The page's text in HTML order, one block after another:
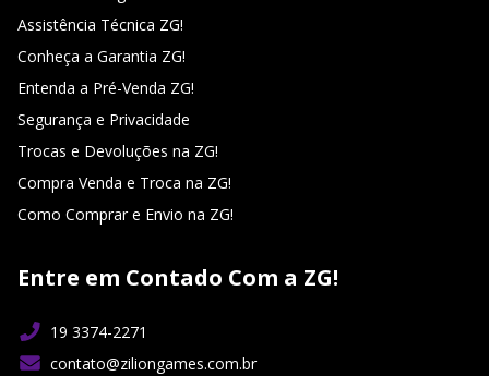
Assistência Técnica ZG!
Conheça a Garantia ZG!
Entenda a Pré-Venda ZG!
Segurança e Privacidade
Trocas e Devoluções na ZG!
Compra Venda e Troca na ZG!
Como Comprar e Envio na ZG!
Entre em Contado Com a ZG!
19 3374-2271
contato@ziliongames.com.br